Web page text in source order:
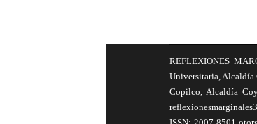
REFLEXIONES
Universitaria, Alcaldía
Copilco, Alcaldía